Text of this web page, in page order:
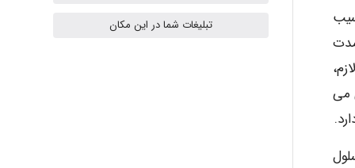
می
hosein abdolvand
تبلیغات شما در این مکان